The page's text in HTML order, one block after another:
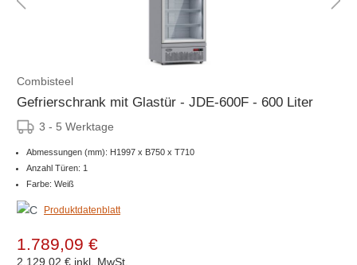
Combisteel
Gefrierschrank mit Glastür - JDE-600F - 600 Liter
3 - 5 Werktage
Abmessungen (mm): H1997 x B750 x T710
Anzahl Türen: 1
Farbe: Weiß
Produktdatenblatt
1.789,09 €
2.129,02 € inkl. MwSt.